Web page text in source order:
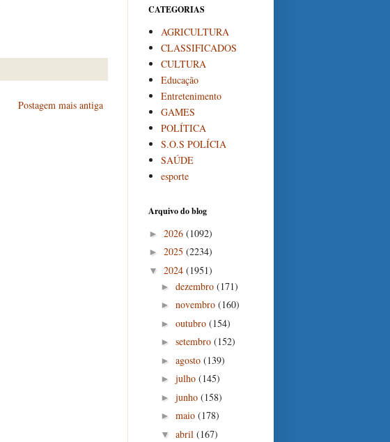
Postagem mais antiga
CATEGORIAS
AGRICULTURA
CLASSIFICADOS
CULTURA
Educação
Entretenimento
GAMES
POLÍTICA
S.O.S POLÍCIA
SAÚDE
esporte
Arquivo do blog
► 2026 (1092)
► 2025 (2234)
▼ 2024 (1951)
► dezembro (171)
► novembro (160)
► outubro (154)
► setembro (152)
► agosto (139)
► julho (145)
► junho (158)
► maio (178)
▼ abril (167)